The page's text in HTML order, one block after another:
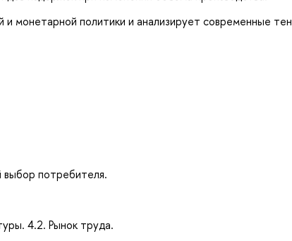
и монетарной политики и анализирует современные
потребителя.
4.2. Рынок труда.